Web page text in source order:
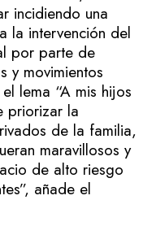
incidiendo una
la intervención del
por parte de
y movimientos
lema “A mis hijos
priorizar la
de la familia,
maravillosos y
de alto riesgo
añade el